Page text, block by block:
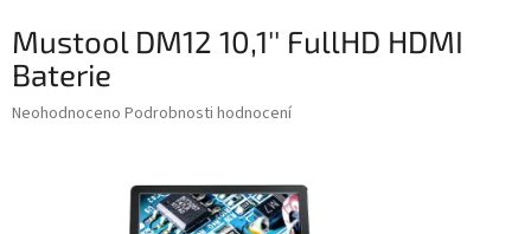
Mustool DM12 10,1'' FullHD HDMI
Baterie
Průměrné
Neohodnoceno Podrobnosti hodnocení